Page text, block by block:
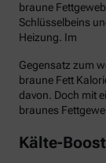
braune
Schlüsselbeins
Heizung. Im
Gegensatz zum
braune Fett
davon. Doch mit
braunes
Kälte-